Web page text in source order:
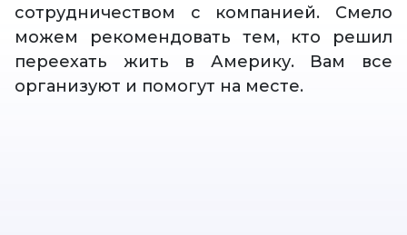
сотрудничеством с компанией. Смело
можем рекомендовать тем, кто решил
переехать жить в Америку. Вам все
организуют и помогут на месте.